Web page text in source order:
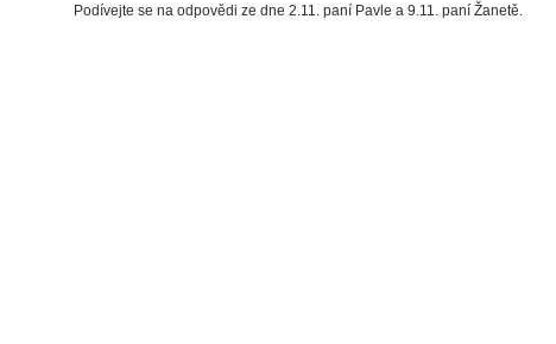
Podívejte se na odpovědi ze dne 2.11. paní Pavle a 9.11. paní Žanetě.